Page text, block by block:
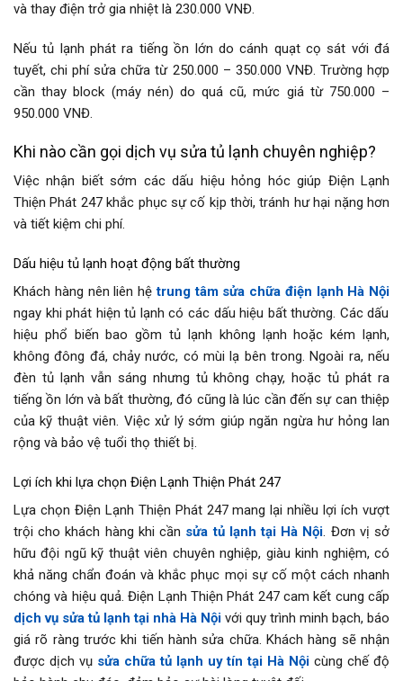
và thay điện trở gia nhiệt là 230.000 VNĐ.
Nếu tủ lạnh phát ra tiếng ồn lớn do cánh quạt cọ sát với đá
tuyết, chi phí sửa chữa từ 250.000 – 350.000 VNĐ. Trường hợp
cần thay block (máy nén) do quá cũ, mức giá từ 750.000 –
950.000 VNĐ.
Khi nào cần gọi dịch vụ sửa tủ lạnh chuyên nghiệp?
Việc nhận biết sớm các dấu hiệu hỏng hóc giúp Điện Lạnh
Thiện Phát 247 khắc phục sự cố kịp thời, tránh hư hại nặng hơn
và tiết kiệm chi phí.
Dấu hiệu tủ lạnh hoạt động bất thường
Khách hàng nên liên hệtrung tâm sửa chữa điện lạnh Hà Nội
ngay khi phát hiện tủ lạnh có các dấu hiệu bất thường. Các dấu
hiệu phổ biến bao gồm tủ lạnh không lạnh hoặc kém lạnh,
không đông đá, chảy nước, có mùi lạ bên trong. Ngoài ra, nếu
đèn tủ lạnh vẫn sáng nhưng tủ không chạy, hoặc tủ phát ra
tiếng ồn lớn và bất thường, đó cũng là lúc cần đến sự can thiệp
của kỹ thuật viên. Việc xử lý sớm giúp ngăn ngừa hư hỏng lan
rộng và bảo vệ tuổi thọ thiết bị.
Lợi ích khi lựa chọn Điện Lạnh Thiện Phát 247
Lựa chọn Điện Lạnh Thiện Phát 247 mang lại nhiều lợi ích vượt
trội cho khách hàng khi cần sửa tủ lạnh tại Hà Nội. Đơn vị sở
hữu đội ngũ kỹ thuật viên chuyên nghiệp, giàu kinh nghiệm, có
khả năng chẩn đoán và khắc phục mọi sự cố một cách nhanh
chóng và hiệu quả. Điện Lạnh Thiện Phát 247 cam kết cung cấp
dịch vụ sửa tủ lạnh tại nhà Hà Nội với quy trình minh bạch, báo
giá rõ ràng trước khi tiến hành sửa chữa. Khách hàng sẽ nhận
được dịch vụ sửa chữa tủ lạnh uy tín tại Hà Nội cùng chế độ